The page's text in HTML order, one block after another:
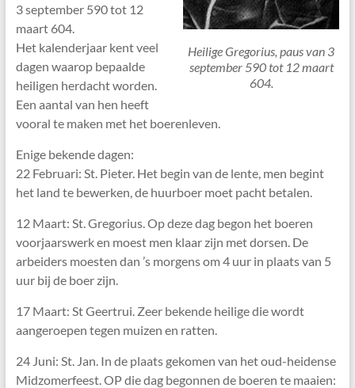
Heilige Gregorius, paus van 3
september 590 tot 12 maart
604.
3 september 590 tot 12
maart 604.
Het kalenderjaar kent veel
dagen waarop bepaalde
heiligen herdacht worden.
Een aantal van hen heeft
vooral te maken met het boerenleven.
Enige bekende dagen:
22 Februari: St. Pieter. Het begin van de lente, men begint
het land te bewerken, de huurboer moet pacht betalen.
12 Maart: St. Gregorius. Op deze dag begon het boeren
voorjaarswerk en moest men klaar zijn met dorsen. De
arbeiders moesten dan ’s morgens om 4 uur in plaats van 5
uur bij de boer zijn.
17 Maart: St Geertrui. Zeer bekende heilige die wordt
aangeroepen tegen muizen en ratten.
24 Juni: St. Jan. In de plaats gekomen van het oud-heidense
Midzomerfeest. OP die dag begonnen de boeren te maaien: